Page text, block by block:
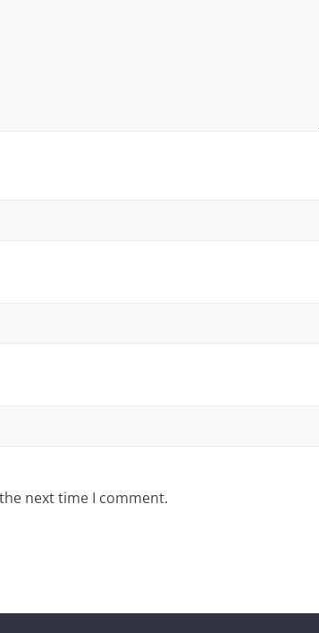
next time I comment.